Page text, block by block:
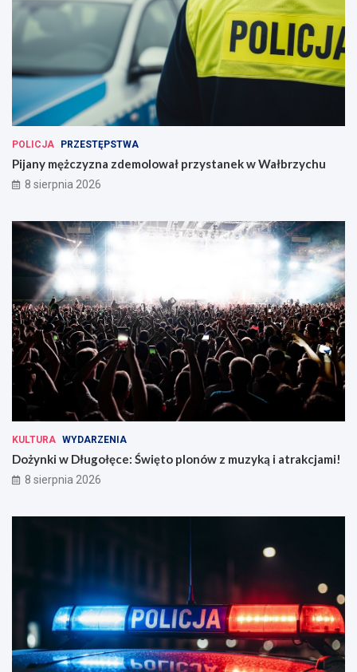
POLICJA PRZESTĘPSTWA
Pijany mężczyzna zdemolował przystanek w Wałbrzychu
8 sierpnia 2026
KULTURA WYDARZENIA
Dożynki w Długołęce: Święto plonów z muzyką i atrakcjami!
8 sierpnia 2026